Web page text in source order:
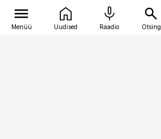
Menüü Uudised Raadio Otsing